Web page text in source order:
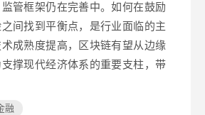
管框架仍在完善中。如何在鼓励
间找到平衡点，是行业面临的主
成熟度提高，区块链有望从边缘
撑现代经济体系的重要支柱，带
融